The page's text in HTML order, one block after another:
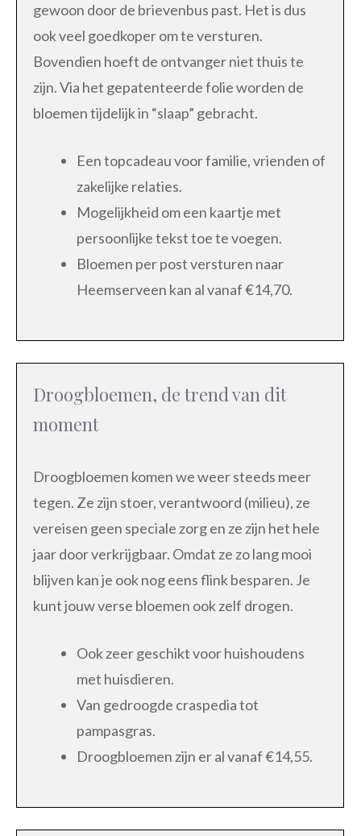
gewoon door de brievenbus past. Het is dus
ook veel goedkoper om te versturen.
Bovendien hoeft de ontvanger niet thuis te
zijn. Via het gepatenteerde folie worden de
bloemen tijdelijk in “slaap” gebracht.
Een topcadeau voor familie, vrienden of
zakelijke relaties.
Mogelijkheid om een kaartje met
persoonlijke tekst toe te voegen.
Bloemen per post versturen naar
Heemserveen kan al vanaf €14,70.
Droogbloemen, de trend van dit
moment
Droogbloemen komen we weer steeds meer
tegen. Ze zijn stoer, verantwoord (milieu), ze
vereisen geen speciale zorg en ze zijn het hele
jaar door verkrijgbaar. Omdat ze zo lang mooi
blijven kan je ook nog eens flink besparen. Je
kunt jouw verse bloemen ook zelf drogen.
Ook zeer geschikt voor huishoudens
met huisdieren.
Van gedroogde craspedia tot
pampasgras.
Droogbloemen zijn er al vanaf €14,55.